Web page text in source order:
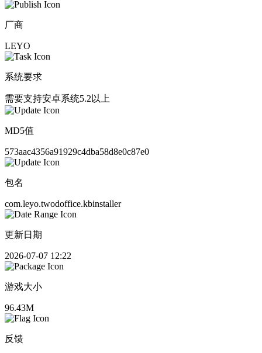
厂商
LEYO
系统要求
需要支持安卓系统5.2以上
MD5值
573aac4356a91929c4dba58d8e0c87e0
包名
com.leyo.twodoffice.kbinstaller
更新日期
2026-07-07 12:22
游戏大小
96.43M
反馈